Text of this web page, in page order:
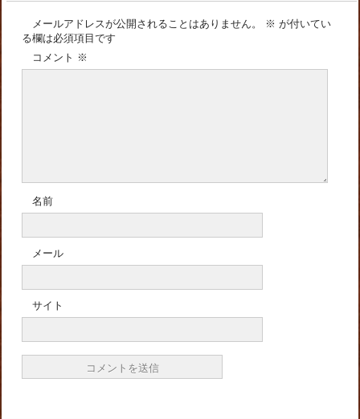
メールアドレスが公開されることはありません。 ※ が付いてい
る欄は必須項目です
コメント ※
名前
メール
サイト